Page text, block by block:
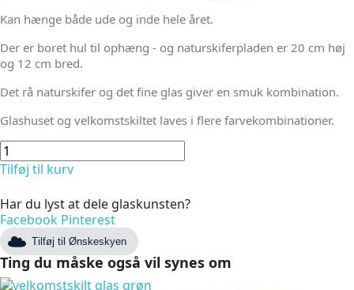
Kan hænge både ude og inde hele året.
Der er boret hul til ophæng - og naturskiferpladen er 20 cm høj
og 12 cm bred.
Det rå naturskifer og det fine glas giver en smuk kombination.
Glashuset og velkomstskiltet laves i flere farvekombinationer.
Tilføj til kurv
Har du lyst at dele glaskunsten?
Facebook Pinterest
Tilføj til Ønskeskyen
Ting du måske også vil synes om